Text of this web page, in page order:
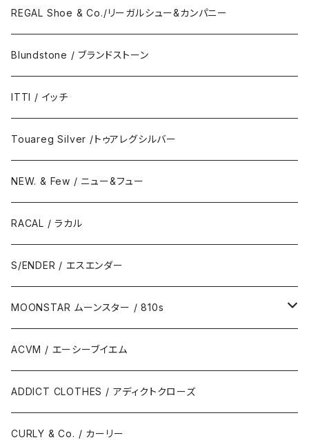
REGAL Shoe & Co./リーガルシュー&カンパニー
Blundstone / ブランドストーン
ITTI / イッチ
Touareg Silver /トゥアレグシルバー
NEW. & Few / ニュー&フュー
RACAL / ラカル
S/ENDER / エスエンダー
MOONSTAR ムーンスター / 810s
MOONSTAR / ムーンスター
810s / エイトテンス
ACVM / エーシーブイエム
ADDICT CLOTHES / アディクトクローズ
CURLY & Co. / カーリー